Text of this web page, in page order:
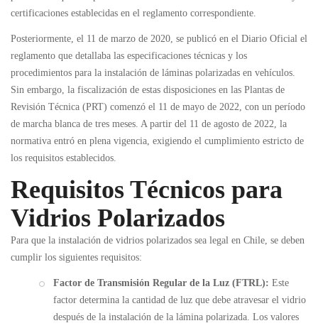
certificaciones establecidas en el reglamento correspondiente.
Posteriormente, el 11 de marzo de 2020, se publicó en el Diario Oficial el
reglamento que detallaba las especificaciones técnicas y los
procedimientos para la instalación de láminas polarizadas en vehículos.
Sin embargo, la fiscalización de estas disposiciones en las Plantas de
Revisión Técnica (PRT) comenzó el 11 de mayo de 2022, con un período
de marcha blanca de tres meses. A partir del 11 de agosto de 2022, la
normativa entró en plena vigencia, exigiendo el cumplimiento estricto de
los requisitos establecidos.
Requisitos Técnicos para
Vidrios Polarizados
Para que la instalación de vidrios polarizados sea legal en Chile, se deben
cumplir los siguientes requisitos:
Factor de Transmisión Regular de la Luz (FTRL): Este
factor determina la cantidad de luz que debe atravesar el vidrio
después de la instalación de la lámina polarizada. Los valores